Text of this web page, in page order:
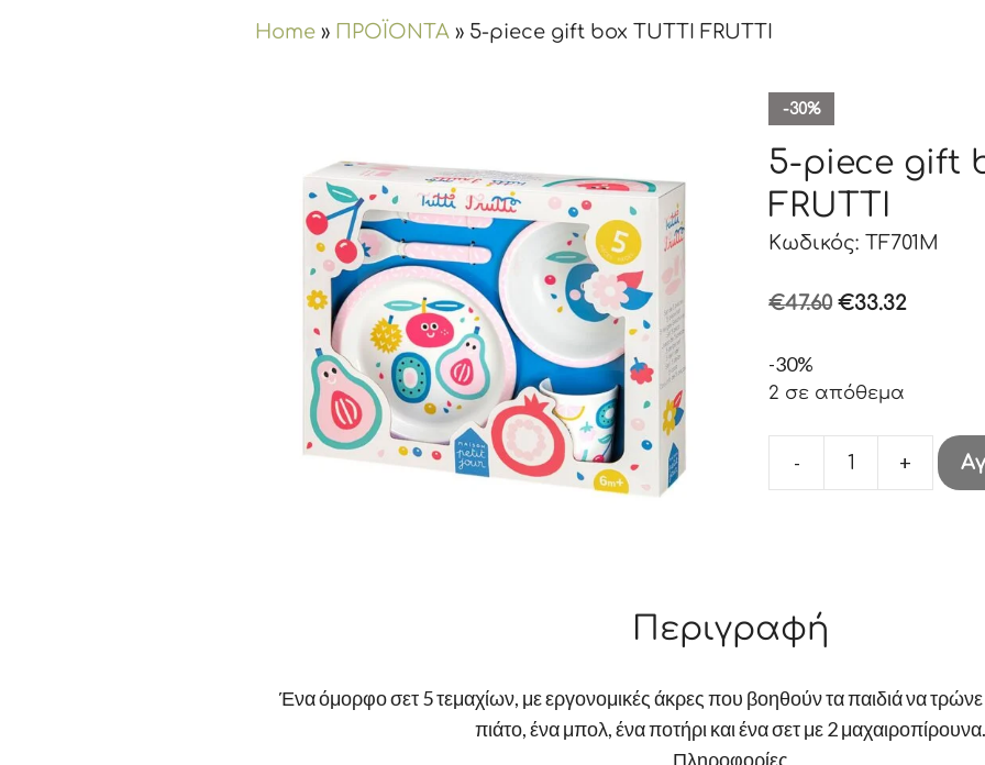
Home » ΠΡΟΪΟΝΤΑ » 5-piece gift box TUTTI FRUTTI
-30%
5-piece gift
FRUTTI
Κωδικός: TF701M
€47.60 Original
€47.60.
€33.32Η
-30%
2 σε απόθεμα
-
FRUTTI
+
Περιγραφή
Ένα όμορφο σετ 5 τεμαχίων, με εργονομικές άκρες που βοηθούν τα παιδιά να
πιάτο, ένα μπολ, ένα ποτήρι και ένα σετ με 2 μαχαιροπίρουνα.
Πληροφορίες